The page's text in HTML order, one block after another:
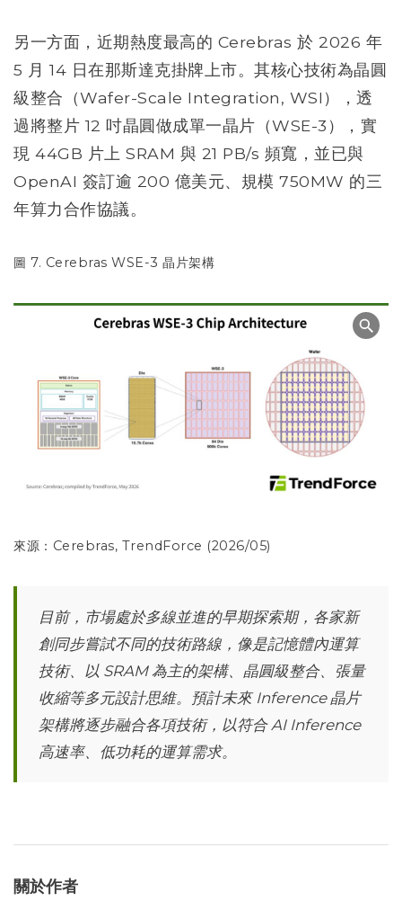
另一方面，近期熱度最高的 Cerebras 於 2026 年
5 月 14 日在那斯達克掛牌上市。其核心技術為晶圓
級整合（Wafer-Scale Integration, WSI），透
過將整片 12 吋晶圓做成單一晶片（WSE-3），實
現 44GB 片上 SRAM 與 21 PB/s 頻寬，並已與
OpenAI 簽訂逾 200 億美元、規模 750MW 的三
年算力合作協議。
圖 7. Cerebras WSE-3 晶片架構
來源：Cerebras, TrendForce (2026/05)
目前，市場處於多線並進的早期探索期，各家新
創同步嘗試不同的技術路線，像是記憶體內運算
技術、以 SRAM 為主的架構、晶圓級整合、張量
收縮等多元設計思維。預計未來 Inference 晶片
架構將逐步融合各項技術，以符合 AI Inference
高速率、低功耗的運算需求。
關於作者